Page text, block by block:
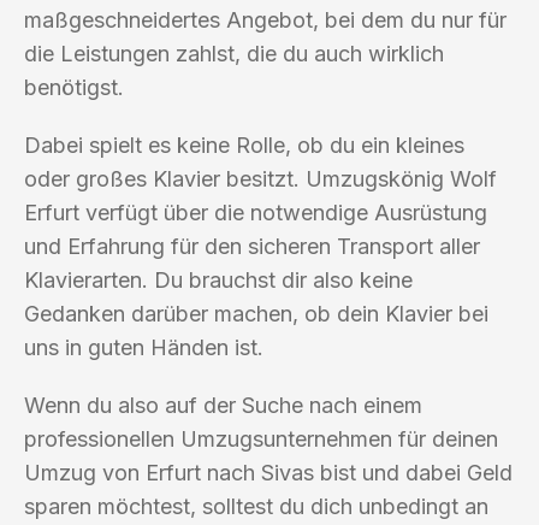
maßgeschneidertes Angebot, bei dem du nur für
die Leistungen zahlst, die du auch wirklich
benötigst.
Dabei spielt es keine Rolle, ob du ein kleines
oder großes Klavier besitzt. Umzugskönig Wolf
Erfurt verfügt über die notwendige Ausrüstung
und Erfahrung für den sicheren Transport aller
Klavierarten. Du brauchst dir also keine
Gedanken darüber machen, ob dein Klavier bei
uns in guten Händen ist.
Wenn du also auf der Suche nach einem
professionellen Umzugsunternehmen für deinen
Umzug von Erfurt nach Sivas bist und dabei Geld
sparen möchtest, solltest du dich unbedingt an